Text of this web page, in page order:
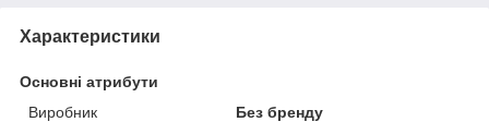
Характеристики
Основні атрибути
Виробник
Без бренду